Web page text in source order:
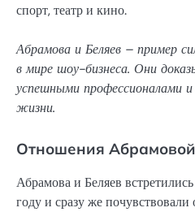
спорт, театр и кино.
Абрамова и Беляев – пример
в мире шоу-бизнеса. Они
успешными профессионалами
жизни.
Отношения
Абрамова и Беляев
году и сразу же